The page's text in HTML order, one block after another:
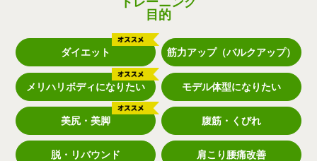
目的
ダイエット 筋力アップ（バルクアップ）
メリハリボディになりたい モデル体型になりたい
美尻・美脚 腹筋・くびれ
脱・リバウンド 肩こり腰痛改善